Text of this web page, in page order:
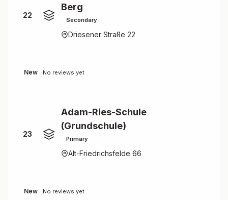
22
Berg
Secondary
Driesener Straße 22
New No reviews yet
23
Adam-Ries-Schule
(Grundschule)
Primary
Alt-Friedrichsfelde 66
New No reviews yet